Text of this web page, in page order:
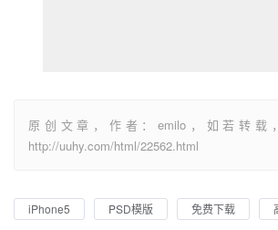
原创文章，作者：emilo，如若转载
http://uuhy.com/html/22562.html
iPhone5 PSD模版 免费下载